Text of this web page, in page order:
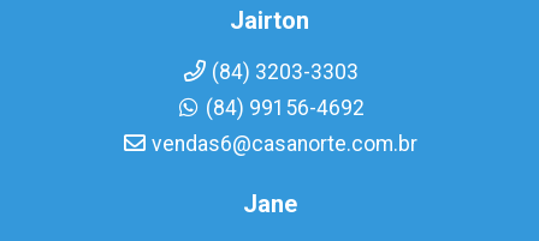
Jairton
(84) 3203-3303
(84) 99156-4692
vendas6@casanorte.com.br
Jane